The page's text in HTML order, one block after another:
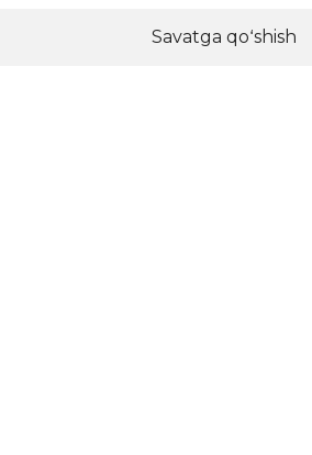
Savatga qoʻshish